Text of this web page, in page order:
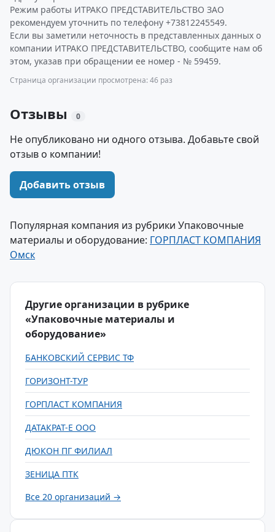
Режим работы ИТРАКО ПРЕДСТАВИТЕЛЬСТВО ЗАО
рекомендуем уточнить по телефону +73812245549.
Если вы заметили неточность в представленных данных о
компании ИТРАКО ПРЕДСТАВИТЕЛЬСТВО, сообщите нам об
этом, указав при обращении ее номер - № 59459.
Страница организации просмотрена: 46 раз
Отзывы 0
Не опубликовано ни одного отзыва. Добавьте свой
отзыв о компании!
Добавить отзыв
Популярная компания из рубрики Упаковочные
материалы и оборудование: ГОРПЛАСТ КОМПАНИЯ
Омск
Другие организации в рубрике
«Упаковочные материалы и
оборудование»
БАНКОВСКИЙ СЕРВИС ТФ
ГОРИЗОНТ-ТУР
ГОРПЛАСТ КОМПАНИЯ
ДАТАКРАТ-Е ООО
ДЮКОН ПГ ФИЛИАЛ
ЗЕНИЦА ПТК
Все 20 организаций →